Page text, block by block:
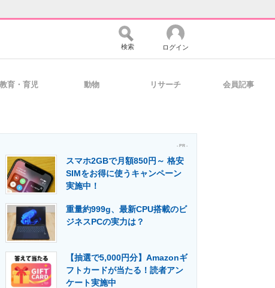
コミュニティ マーケ×ITの今がよく分かる
・活用を支援
門メディア 建設×テクノロジーの最前線
検索 ログイン
教育・育児 動物 リサーチ 会員記事
- PR -
スマホ2GBで月額850円～ 格安
SIMをお得に使うキャンペーン
実施中！
重量約999g、最新CPU搭載のビ
ジネスPCの実力は？
【抽選で5,000円分】Amazonギ
フトカードが当たる！読者アン
ケート実施中